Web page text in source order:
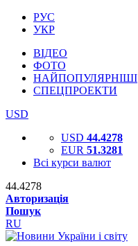
РУС
УКР
ВІДЕО
ФОТО
НАЙПОПУЛЯРНІШІ
СПЕЦПРОЕКТИ
USD
USD 44.4278
EUR 51.3281
Всі курси валют
44.4278
Авторизація
Пошук
RU